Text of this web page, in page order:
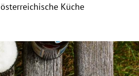
österreichische Küche